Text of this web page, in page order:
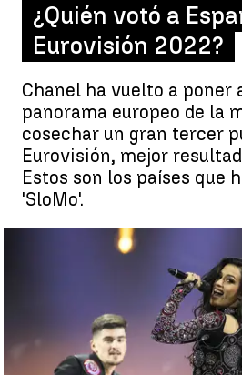
¿Quién votó a
Eurovisión 2022?
Chanel ha vuelto a poner
panorama europeo de la
cosechar un gran tercer
Eurovisión, mejor
Estos son los países que
'SloMo'.